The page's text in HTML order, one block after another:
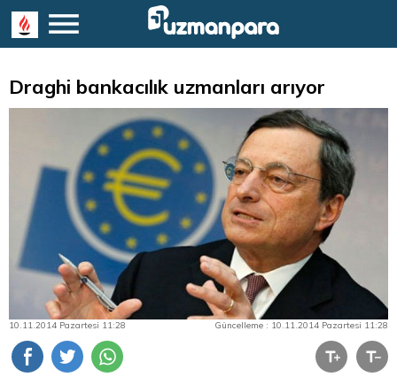
Draghi bankacılık uzmanları arıyor
10.11.2014 Pazartesi 11:28 Güncelleme : 10.11.2014 Pazartesi 11:28